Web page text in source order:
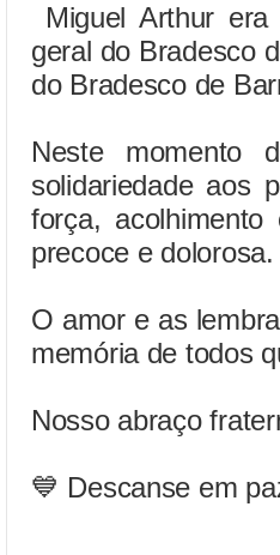
Miguel Arthur
geral do Bradesco
do Bradesco de
Neste momento
solidariedade aos
força,
precoce e dolorosa.
O amor e as
memória de todos
Nosso abraço
💙 Descanse em